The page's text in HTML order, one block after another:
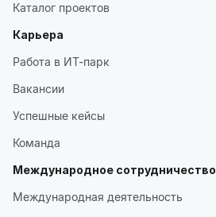
Каталог проектов
Карьера
Работа в ИТ-парк
Вакансии
Успешные кейсы
Команда
Международное сотрудничество
Международная деятельность